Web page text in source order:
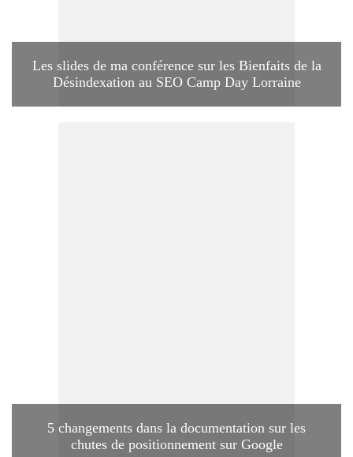
Les slides de ma conférence sur les Bienfaits de la
Désindexation au SEO Camp Day Lorraine
5 changements dans la documentation sur les
chutes de positionnement sur Google